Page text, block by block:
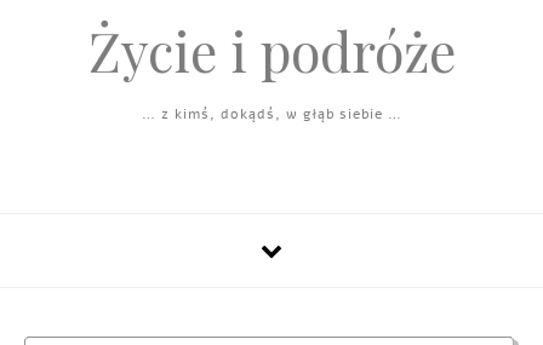
Życie i podróże
… z kimś, dokądś, w głąb siebie …